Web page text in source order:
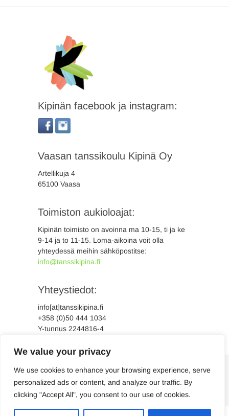
We value your privacy
We use cookies to enhance your browsing experience, serve
personalized ads or content, and analyze our traffic. By
clicking "Accept All", you consent to our use of cookies.
Kipinän facebook ja instagram:
Vaasan tanssikoulu Kipinä Oy
Artellikuja 4
65100 Vaasa
Toimiston aukioloajat:
Kipinän toimisto on avoinna ma 10-15, ti ja ke
9-14 ja to 11-15. Loma-aikoina voit olla
yhteydessä meihin sähköpostitse:
info@tanssikipina.fi
Yhteystiedot:
info[at]tanssikipina.fi
+358 (0)50 444 1034
Y-tunnus 2244816-4